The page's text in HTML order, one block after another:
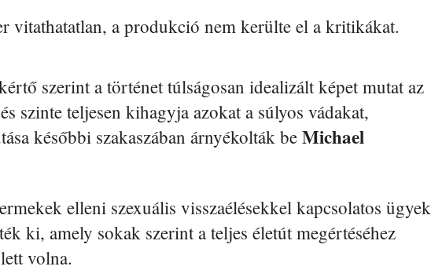
vitathatatlan, a produkció nem kerülte el a kritikákat.
szerint a történet túlságosan idealizált képet mutat az
szinte teljesen kihagyja azokat a súlyos vádakat,
későbbi szakaszában árnyékolták be Michael
elleni szexuális visszaélésekkel kapcsolatos ügyek
ki, amely sokak szerint a teljes életút megértéséhez
volna.